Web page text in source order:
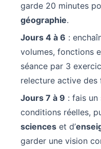
garde 20 minutes
géographie.
Jours 4 à 6 :
volumes, fonctions
séance par 3
relecture active des
Jours 7 à 9 : fais
conditions réelles,
sciences et d’
garder une vision